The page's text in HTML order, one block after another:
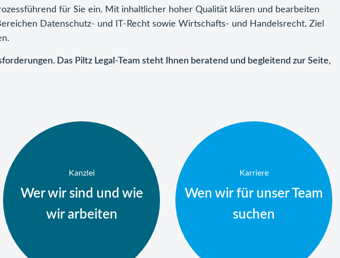
für Sie ein. Mit inhaltlicher hoher Qualität klären und bearbeiten
Datenschutz- und IT-Recht sowie Wirtschafts- und Handelsrecht. Ziel
Das Piltz Legal-Team steht Ihnen beratend und begleitend zur Seite,
Kanzlei
Wer wir sind und wie
wir arbeiten
Karriere
Wen wir für unser Team
suchen